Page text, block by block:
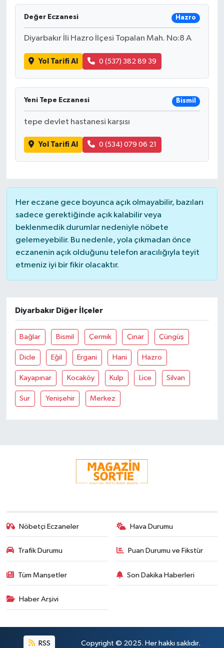
Değer Eczanesi Hazro
Diyarbakır İli Hazro İlçesi Topalan Mah. No:8 A
Yol Tarifi Al 0 (537) 382 89 39
Yeni Tepe Eczanesi Bismil
tepe devlet hastanesi karşısı
Yol Tarifi Al 0 (534) 079 06 21
Her eczane gece boyunca açık olmayabilir, bazıları
sadece gerektiğinde açık kalabilir veya
beklenmedik durumlar nedeniyle nöbete
gelemeyebilir. Bu nedenle, yola çıkmadan önce
eczanenin açık olduğunu telefon aracılığıyla teyit
etmeniz iyi bir fikir olacaktır.
Diyarbakır Diğer İlçeler
Bağlar Bismil Çermik Çınar Çüngüş
Dicle Eğil Ergani Hani Hazro
Kayapınar Kocaköy Kulp Lice Silvan
Sur Yenişehir Merkez
Nöbetçi Eczaneler Hava Durumu
Trafik Durumu Puan Durumu ve Fikstür
Tüm Manşetler Son Dakika Haberleri
Haber Arşivi
RSS Copyright © 2025. Her hakkı saklıdır.